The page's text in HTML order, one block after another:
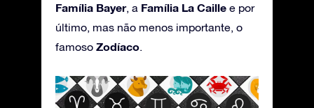
Família Bayer, a Família La Caille e por
último, mas não menos importante, o
famoso Zodíaco